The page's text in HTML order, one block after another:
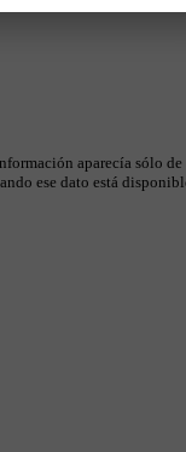
aparecía sólo
ese dato está